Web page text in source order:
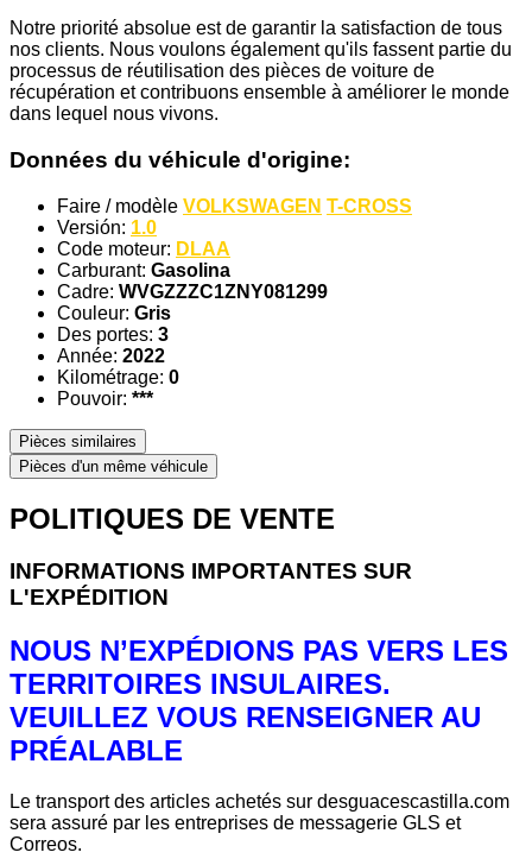
Notre priorité absolue est de garantir la satisfaction de tous
nos clients. Nous voulons également qu'ils fassent partie du
processus de réutilisation des pièces de voiture de
récupération et contribuons ensemble à améliorer le monde
dans lequel nous vivons.
Données du véhicule d'origine:
Faire / modèle VOLKSWAGEN T-CROSS
Versión: 1.0
Code moteur: DLAA
Carburant: Gasolina
Cadre: WVGZZZC1ZNY081299
Couleur: Gris
Des portes: 3
Année: 2022
Kilométrage: 0
Pouvoir: ***
Pièces similaires
Pièces d'un même véhicule
POLITIQUES DE VENTE
INFORMATIONS IMPORTANTES SUR
L'EXPÉDITION
NOUS N’EXPÉDIONS PAS VERS LES
TERRITOIRES INSULAIRES.
VEUILLEZ VOUS RENSEIGNER AU
PRÉALABLE
Le transport des articles achetés sur desguacescastilla.com
sera assuré par les entreprises de messagerie GLS et
Correos.